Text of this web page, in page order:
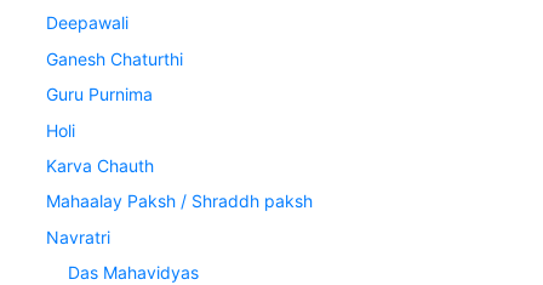
Deepawali
Ganesh Chaturthi
Guru Purnima
Holi
Karva Chauth
Mahaalay Paksh / Shraddh paksh
Navratri
Das Mahavidyas